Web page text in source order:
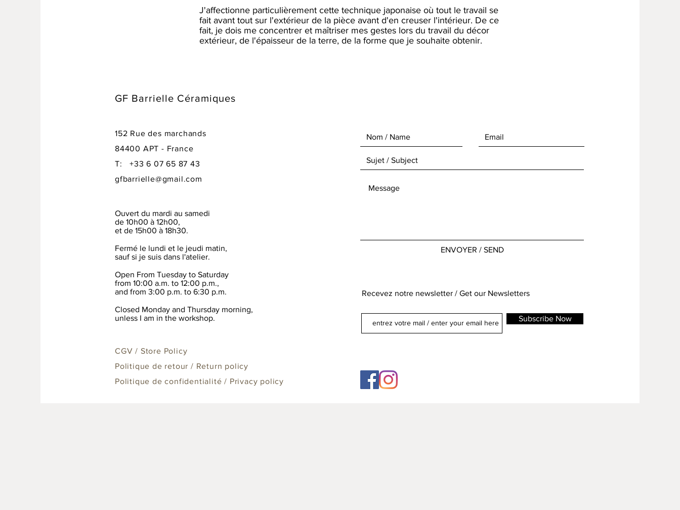
J'affectionne particulièrement cette technique japonaise où tout le travail se
fait avant tout sur l'extérieur de la pièce avant d'en creuser l'intérieur. De ce
fait, je dois me concentrer et maîtriser mes gestes lors du travail du décor
extérieur, de l'épaisseur de la terre, de la forme que je souhaite obtenir.
GF Barrielle Céramiques
152 Rue des marchands
84400 APT - France
T: +33 6 07 65 87 43
gfbarrielle@gmail.com
Ouvert du mardi au samedi
de 10h00 à 12h00,
et de 15h00 à 18h30.
Fermé le lundi et le jeudi matin,
sauf si je suis dans l'atelier.
Open From Tuesday to Saturday
from 10:00 a.m. to 12:00 p.m.,
and from 3:00 p.m. to 6:30 p.m.
Closed Monday and Thursday morning,
unless I am in the workshop.
CGV / Store Policy
Politique de retour / Return policy
Politique de confidentialité / Privacy policy
ENVOYER / SEND
Recevez notre newsletter / Get our Newsletters
Subscribe Now